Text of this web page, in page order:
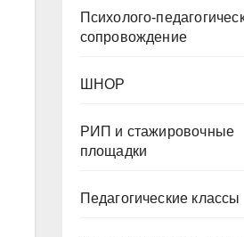
Психолого-
сопровождение
ШНОР
РИП и стажировочные
площадки
Педагогические классы